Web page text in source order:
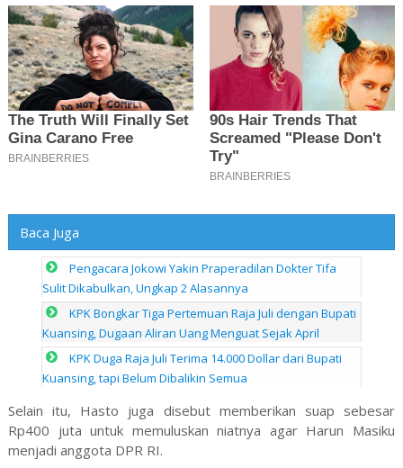
Baca Juga
Pengacara Jokowi Yakin Praperadilan Dokter Tifa
Sulit Dikabulkan, Ungkap 2 Alasannya
KPK Bongkar Tiga Pertemuan Raja Juli dengan Bupati
Kuansing, Dugaan Aliran Uang Menguat Sejak April
KPK Duga Raja Juli Terima 14.000 Dollar dari Bupati
Kuansing, tapi Belum Dibalikin Semua
Selain itu, Hasto juga disebut memberikan suap sebesar
Rp400 juta untuk memuluskan niatnya agar Harun Masiku
menjadi anggota DPR RI.